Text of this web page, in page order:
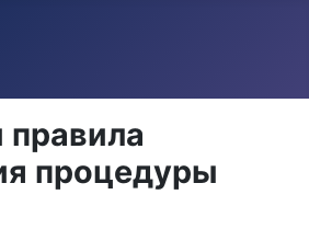
процедуры